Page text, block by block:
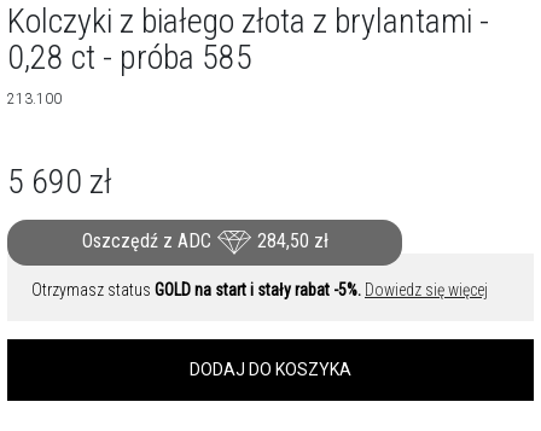
Kolczyki z białego złota z brylantami -
0,28 ct - próba 585
213.100
5 690 zł
Oszczędź z ADC 284,50 zł
Otrzymasz status GOLD na start i stały rabat -5%. Dowiedz się więcej
DODAJ DO KOSZYKA